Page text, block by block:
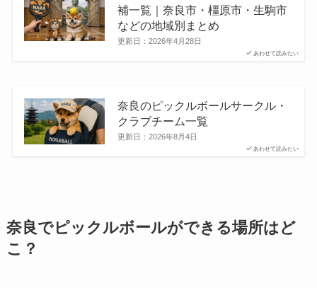
あわせて読みたい
補一覧｜奈良市・橿原市・生駒市
などの地域別まとめ
更新日： 2026年4月28日
あわせて読みたい
奈良のピックルボールサークル・
クラブチーム一覧
更新日： 2026年8月4日
奈良でピックルボールができる場所はど
こ？